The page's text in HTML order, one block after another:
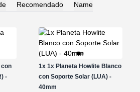
Recomendado Name
-
1x 1x Planeta Howlite Blanco
con Soporte Solar (LUA) -
40mm